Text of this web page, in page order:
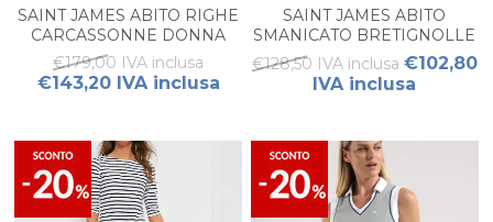
SAINT JAMES ABITO RIGHE
CARCASSONNE DONNA
€179,00 IVA inclusa
€143,20 IVA inclusa
SAINT JAMES ABITO
SMANICATO BRETIGNOLLE
DONNA
€128,50 IVA inclusa €102,80
IVA inclusa